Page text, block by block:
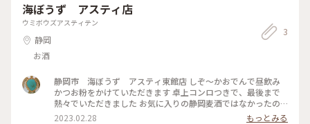
海ぼうず アスティ店
ウミボウズアスティテン
静岡
お酒
3
静岡市 海ぼうず アスティ東館店 しぞ〜かおでんで昼飲み
かつお粉をかけていただきます 卓上コンロつきで、最後まで
熱々でいただきました お気に入りの静岡麦酒ではなかったの
が残念でしたが、また食べたい
2023.02.28
もっとみる